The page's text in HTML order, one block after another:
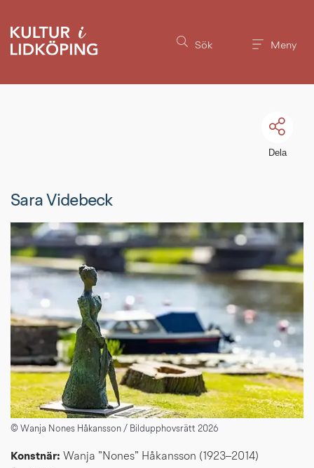
Sök Meny
Dela
Sara Videbeck
© Wanja Nones Håkansson / Bildupphovsrätt 2026
Konstnär: Wanja ”Nones” Håkansson (1923–2014)